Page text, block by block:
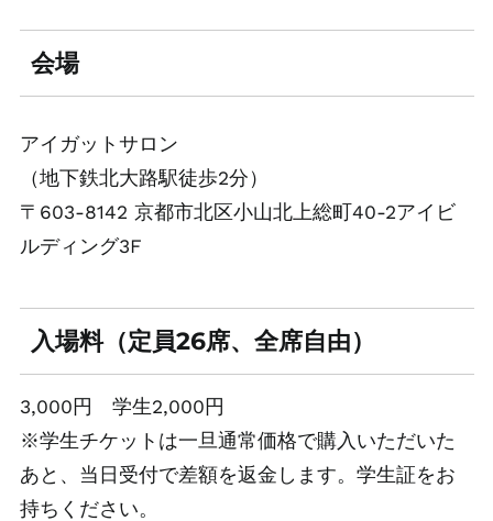
会場
アイガットサロン
（地下鉄北大路駅徒歩2分）
〒603-8142 京都市北区小山北上総町40-2アイビ
ルディング3F
入場料（定員26席、全席自由）
3,000円 学生2,000円
※学生チケットは一旦通常価格で購入いただいた
あと、当日受付で差額を返金します。学生証をお
持ちください。